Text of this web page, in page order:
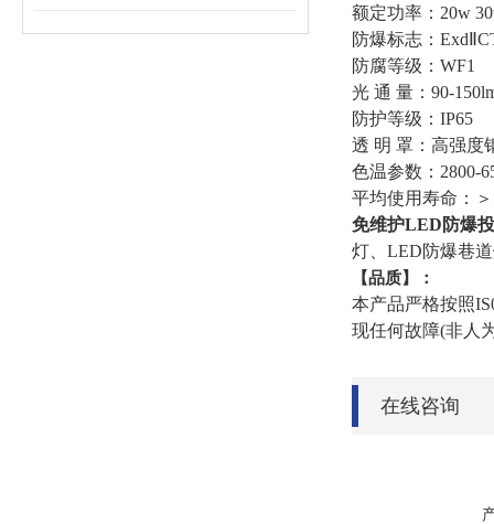
额定功率：20w
防爆标志：
防腐等级：WF1
光 通 量：90-
防护等级：IP65
透 明 罩：高强度
色温参数：2800-
平均使用寿命：＞
免维护LED 防爆
灯、LED防爆巷
【品质】：
本产品严格按照
现任何故障(非人
在线咨询